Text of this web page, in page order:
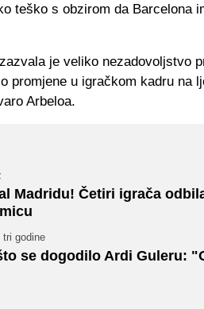
teško s obzirom da Barcelona
je veliko nezadovoljstvo
promjene u igračkom kadru na
Arbeloa.
Madridu! Četiri igrača
tri godine
se dogodilo Ardi Guleru: